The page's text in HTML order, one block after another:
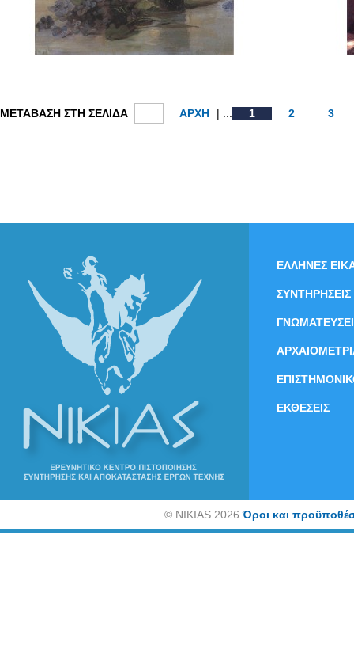
ΜΕΤΑΒΑΣΗ ΣΤΗ ΣΕΛΙΔΑ ΑΡΧΗ | ... 1 2 3
ΕΛΛΗΝΕΣ
ΣΥΝΤΗΡΗΣΕΙΣ
ΕΚΘΕΣΕΙΣ
©NIKIAS 2026Όροι και